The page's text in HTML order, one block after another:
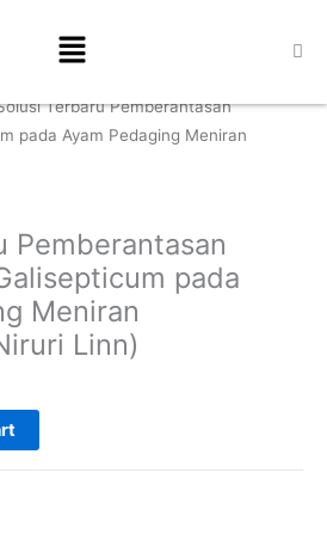
Menu
Terbaru Pemberantasan
pada Ayam Pedaging Meniran
Pemberantasan
pada
Meniran
Linn)